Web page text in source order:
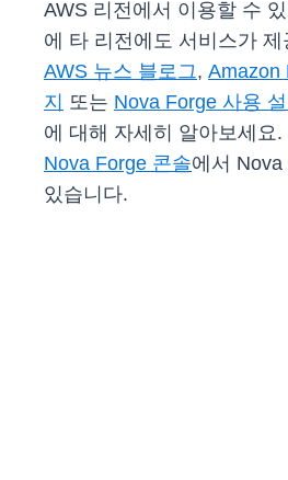
AWS 리전에서 이용할 수
에 타 리전에도 서비스가
AWS 뉴스 블로그, Amazon
지 또는 Nova Forge 사용 설
에 대해 자세히 알아보세요.
Nova Forge 콘솔에서
있습니다.